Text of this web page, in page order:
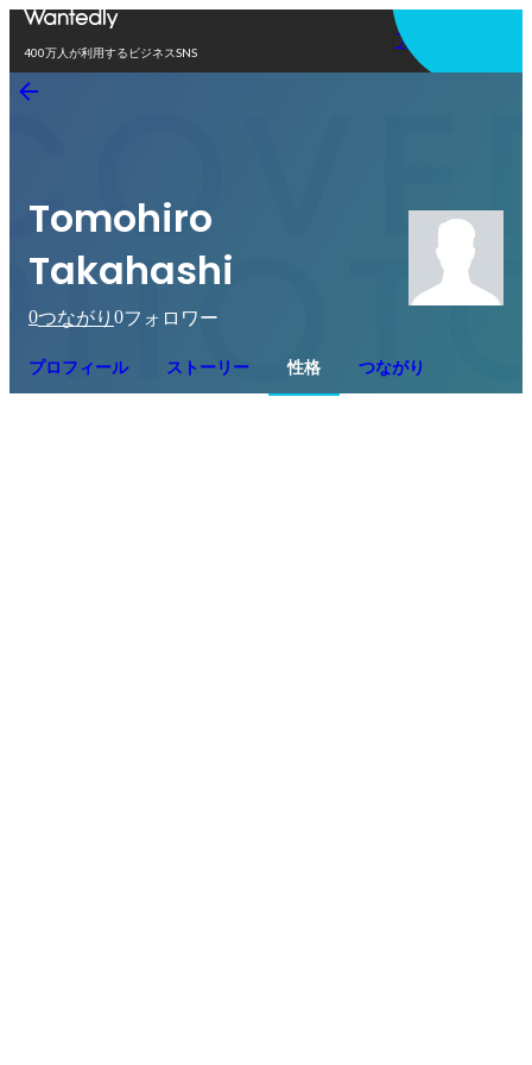
400万人が利用するビジネスSNS
アプリを使う
Tomohiro
Takahashi
0つながり 0フォロワー
プロフィール ストーリー 性格 つながり